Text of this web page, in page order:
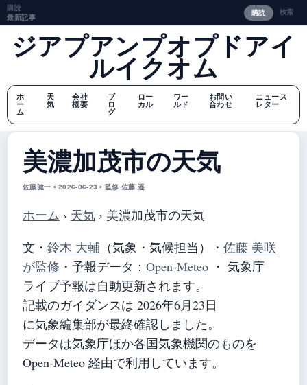
購読
最新記事
購読 検索
ジアプアンプオプドアイ
ルイクオム
ホ
ー
ム
天
気
会社
概要
ブ
ロ
グ
ロー
カル
ワー
ルド
お問い
合わせ
ニュース
レター
美濃加茂市の天気
佐藤健一 • 2026-06-23 • 監修 佐藤 遥
ホーム › 天気 › 美濃加茂市の天気
文・ 鈴木 大輔 （気象・気候担当） ・ 佐藤 美咲
が監修 ・ 予報データ： Open-Meteo ・ 気象庁
ライブ予報は自動更新されます。
記載のガイダンスは 2026年6月23日
に気象編集部が最終確認しました。
データは気象庁ほか各国気象機関のものを
Open-Meteo 経由で利用しています。